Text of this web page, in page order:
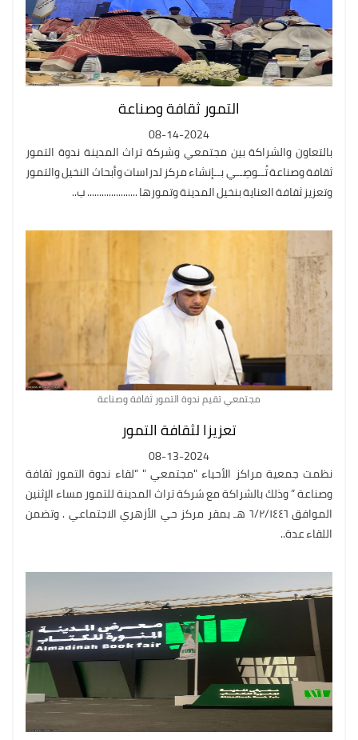
التمور ثقافة وصناعة
08-14-2024
بالتعاون والشراكة بين مجتمعي وشركة تراث المدينة ندوة التمور
ثقافة وصناعة تُــوصِــي بــإنشاء مركز لدراسات وأبحاث النخيل والتمور
وتعزيز ثقافة العناية بنخيل المدينة وتمورها ..................... ب..
مجتمعي تقيم ندوة التمور ثقافة وصناعة
تعزيزا لثقافة التمور
08-13-2024
نظمت جمعية مراكز الأحياء "مجتمعي " “لقاء ندوة التمور ثقافة
وصناعة ” وذلك بالشراكة مع شركة تراث المدينة للتمور مساء الإثنين
الموافق ٦/٢/١٤٤٦ هـ بمقر مركز حي الأزهري الاجتماعي . وتضمن
اللقاء عدة..